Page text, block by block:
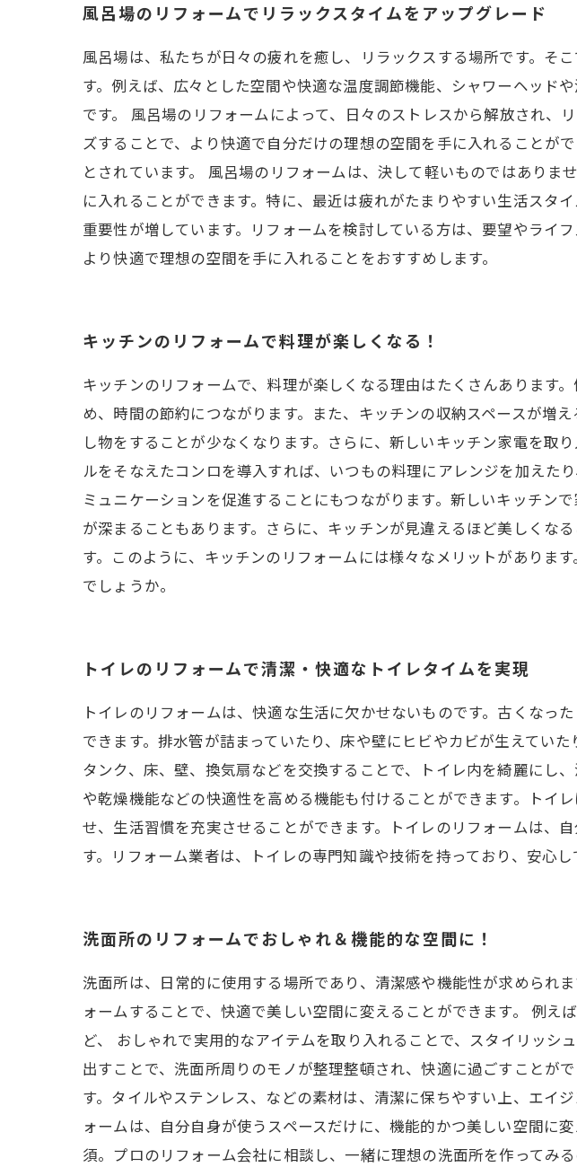
風呂場のリフォームでリラックスタイムをアップグレード
風呂場は、私たちが日々の疲れを癒し、リラックスする場所です。そ
す。例えば、広々とした空間や快適な温度調節機能、シャワーヘッド
です。 風呂場のリフォームによって、日々のストレスから解放され
ズすることで、より快適で自分だけの理想の空間を手に入れることが
とされています。 風呂場のリフォームは、決して軽いものではあり
に入れることができます。特に、最近は疲れがたまりやすい生活スタ
重要性が増しています。リフォームを検討している方は、要望やライ
より快適で理想の空間を手に入れることをおすすめします。
キッチンのリフォームで料理が楽しくなる！
キッチンのリフォームで、料理が楽しくなる理由はたくさんあります
め、時間の節約につながります。また、キッチンの収納スペースが増
し物をすることが少なくなります。さらに、新しいキッチン家電を取
ルをそなえたコンロを導入すれば、いつもの料理にアレンジを加えた
ミュニケーションを促進することにもつながります。新しいキッチン
が深まることもあります。さらに、キッチンが見違えるほど美しくな
す。このように、キッチンのリフォームには様々なメリットがありま
でしょうか。
トイレのリフォームで清潔・快適なトイレタイムを実現
トイレのリフォームは、快適な生活に欠かせないものです。古くなっ
できます。排水管が詰まっていたり、床や壁にヒビやカビが生えてい
タンク、床、壁、換気扇などを交換することで、トイレ内を綺麗にし
や乾燥機能などの快適性を高める機能も付けることができます。トイ
せ、生活習慣を充実させることができます。トイレのリフォームは、
す。リフォーム業者は、トイレの専門知識や技術を持っており、安心し
洗面所のリフォームでおしゃれ＆機能的な空間に！
洗面所は、日常的に使用する場所であり、清潔感や機能性が求められ
ォームすることで、快適で美しい空間に変えることができます。 例
ど、 おしゃれで実用的なアイテムを取り入れることで、スタイリッシ
出すことで、洗面所周りのモノが整理整頓され、快適に過ごすことが
す。タイルやステンレス、などの素材は、清潔に保ちやすい上、エイ
ォームは、自分自身が使うスペースだけに、機能的かつ美しい空間に
須。プロのリフォーム会社に相談し、一緒に理想の洗面所を作ってみる